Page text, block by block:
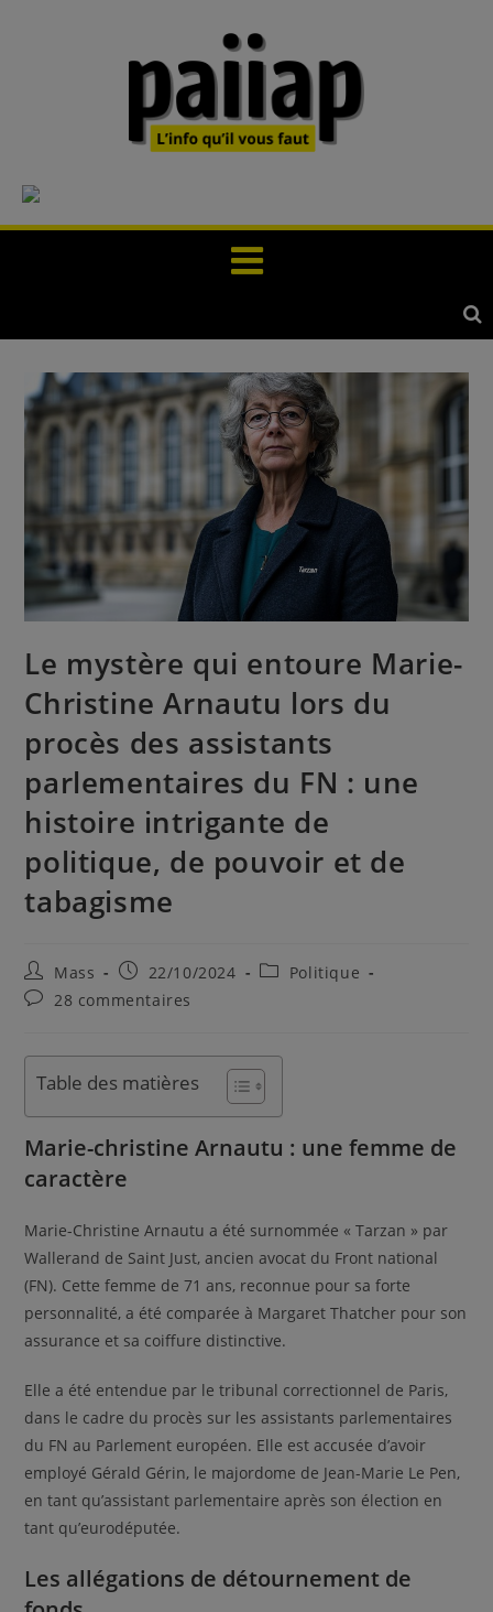
Le mystère qui entoure Marie-
Christine Arnautu lors du
procès des assistants
parlementaires du FN : une
histoire intrigante de
politique, de pouvoir et de
tabagisme
Mass 22/10/2024
Politique
28 commentaires
Table des matières
Marie-christine Arnautu : une femme de
caractère
Marie-Christine Arnautu a été surnommée « Tarzan » par
Wallerand de Saint Just, ancien avocat du Front national
(FN). Cette femme de 71 ans, reconnue pour sa forte
personnalité, a été comparée à Margaret Thatcher pour son
assurance et sa coiffure distinctive.
Elle a été entendue par le tribunal correctionnel de Paris,
dans le cadre du procès sur les assistants parlementaires
du FN au Parlement européen. Elle est accusée d’avoir
employé Gérald Gérin, le majordome de Jean-Marie Le Pen,
en tant qu’assistant parlementaire après son élection en
tant qu’eurodéputée.
Les allégations de détournement de